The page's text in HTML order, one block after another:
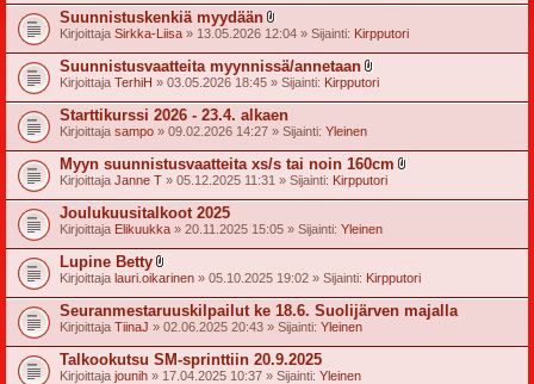
i
t
e
e
t
Suunnistuskenkiä myydään
l
i
t
t
e
e
t
Kirjoittaja Sirkka-Liisa » 13.05.2026 12:04 » Sijainti: Kirpputori
Suunnistusvaatteita myynnissä/annetaan
l
i
e
e
t
Kirjoittaja TerhiH » 03.05.2026 18:45 » Sijainti: Kirpputori
Starttikurssi 2026 - 23.4. alkaen
Kirjoittaja sampo » 09.02.2026 14:27 » Sijainti: Yleinen
Myyn suunnistusvaatteita xs/s tai noin 160cm
i
e
t
Kirjoittaja Janne T » 05.12.2025 11:31 » Sijainti: Kirpputori
Joulukuusitalkoot 2025
Kirjoittaja Elikuukka » 20.11.2025 15:05 » Sijainti: Yleinen
Lupine Betty
l
i
t
t
e
e
t
Kirjoittaja lauri.oikarinen » 05.10.2025 19:02 » Sijainti: Kirpputori
Seuranmestaruuskilpailut ke 18.6. Suolijärven majalla
Kirjoittaja TiinaJ » 02.06.2025 20:43 » Sijainti: Yleinen
Talkookutsu SM-sprinttiin 20.9.2025
Kirjoittaja jounih » 17.04.2025 10:37 » Sijainti: Yleinen